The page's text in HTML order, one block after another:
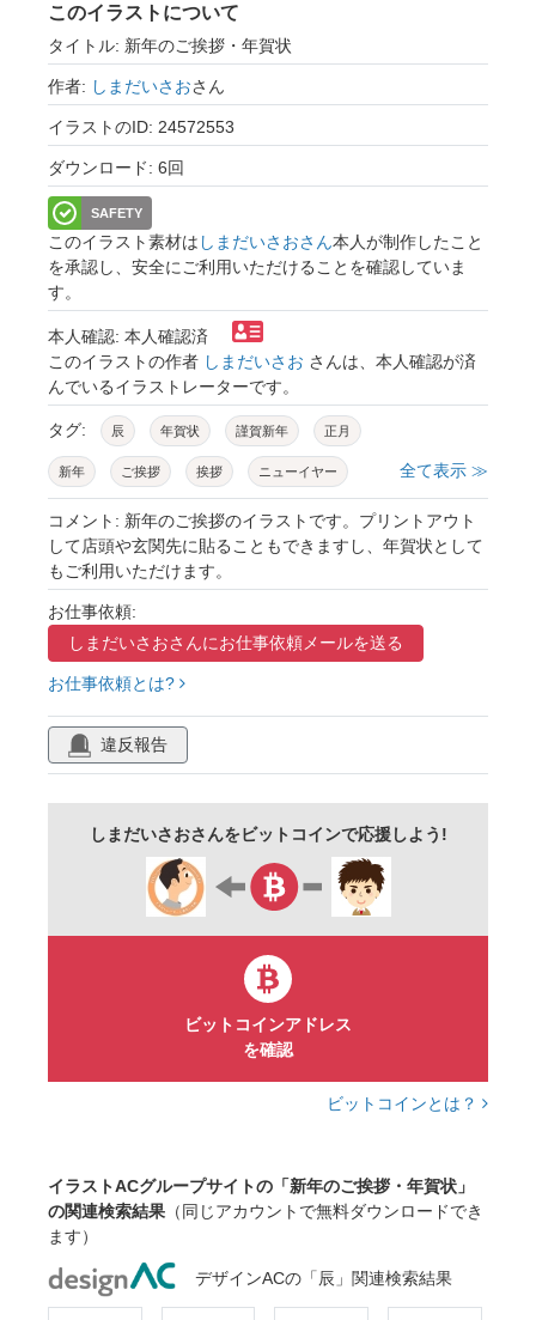
このイラストについて
タイトル: 新年のご挨拶・年賀状
作者: しまだいさおさん
イラストのID: 24572553
ダウンロード: 6回
SAFETY
このイラスト素材は しまだいさおさん本人が制作したこと
を承認し、安全にご利用いただけることを確認していま
す。
本人確認: 本人確認済
このイラストの作者 しまだいさお さんは、本人確認が済
んでいるイラストレーターです。
タグ: 辰 年賀状 謹賀新年 正月
新年 ご挨拶 挨拶 ニューイヤー
お父さん お母さん 家族 ファミリー
初詣 振袖 夫婦 カップル パパ
ママ 動物園 龍 ドラゴン 空想
コミカル ヒゲ 十二支 動物
擬人化 干支
着物 和服 正装 新春 お祝い
黒 笑顔 スマイル
全て表示 ≫
コメント: 新年のご挨拶のイラストです。プリントアウト
して店頭や玄関先に貼ることもできますし、年賀状として
もご利用いただけます。
お仕事依頼:
しまだいさおさんにお仕事依頼メールを送る
お仕事依頼とは?
違反報告
しまだいさおさんをビットコインで応援しよう!
ビットコインアドレス
を確認
ビットコインとは？
イラストACグループサイトの「新年のご挨拶・年賀状」
の関連検索結果 （同じアカウントで無料ダウンロードでき
ます）
デザインACの「辰」関連検索結果